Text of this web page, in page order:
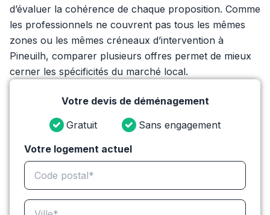
d’évaluer la cohérence de chaque proposition. Comme
les professionnels ne couvrent pas tous les mêmes
zones ou les mêmes créneaux d’intervention à
Pineuilh, comparer plusieurs offres permet de mieux
cerner les spécificités du marché local.
Votre devis de déménagement
Gratuit
Sans engagement
Votre logement actuel